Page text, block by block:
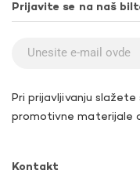
Prijavite se na naš
Pri prijavljivanju
promotivne materijale
Kontakt